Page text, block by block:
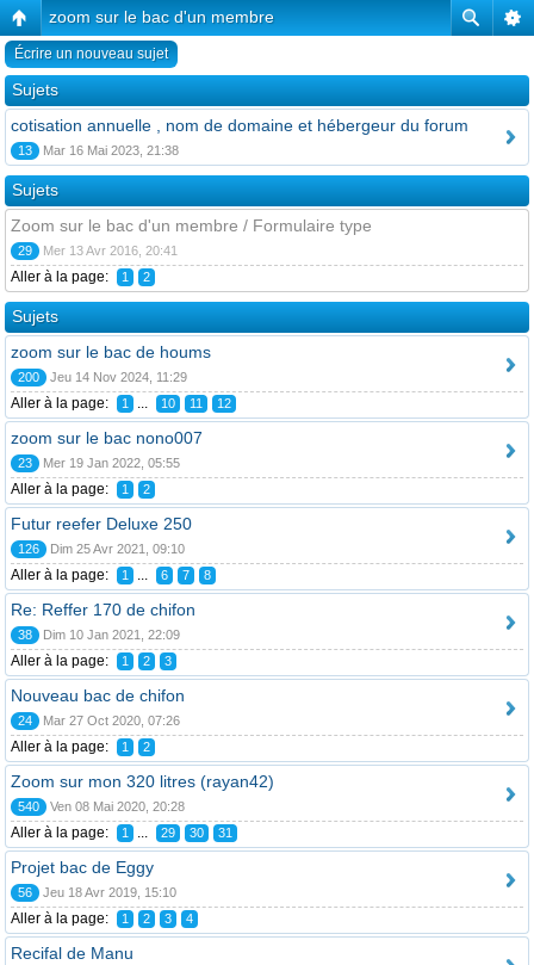
zoom sur le bac d'un membre
Écrire un nouveau sujet
Sujets
cotisation annuelle , nom de domaine et hébergeur du forum
13 Mar 16 Mai 2023, 21:38
Sujets
Zoom sur le bac d'un membre / Formulaire type
29 Mer 13 Avr 2016, 20:41
Aller à la page: 1 2
Sujets
zoom sur le bac de houms
200 Jeu 14 Nov 2024, 11:29
Aller à la page: 1 ... 10 11 12
zoom sur le bac nono007
23 Mer 19 Jan 2022, 05:55
Aller à la page: 1 2
Futur reefer Deluxe 250
126 Dim 25 Avr 2021, 09:10
Aller à la page: 1 ... 6 7 8
Re: Reffer 170 de chifon
38 Dim 10 Jan 2021, 22:09
Aller à la page: 1 2 3
Nouveau bac de chifon
24 Mar 27 Oct 2020, 07:26
Aller à la page: 1 2
Zoom sur mon 320 litres (rayan42)
540 Ven 08 Mai 2020, 20:28
Aller à la page: 1 ... 29 30 31
Projet bac de Eggy
56 Jeu 18 Avr 2019, 15:10
Aller à la page: 1 2 3 4
Recifal de Manu